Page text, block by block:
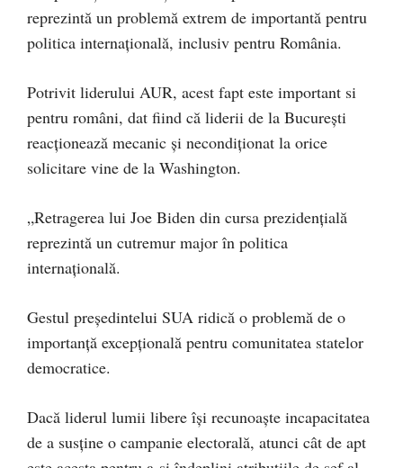
reprezintă un problemă extrem de importantă pentru
politica internațională, inclusiv pentru România.
Potrivit liderului AUR, acest fapt este important si
pentru români, dat fiind că liderii de la București
reacționează mecanic și necondiționat la orice
solicitare vine de la Washington.
„Retragerea lui Joe Biden din cursa prezidențială
reprezintă un cutremur major în politica
internațională.
Gestul președintelui SUA ridică o problemă de o
importanță excepțională pentru comunitatea statelor
democratice.
Dacă liderul lumii libere își recunoaște incapacitatea
de a susține o campanie electorală, atunci cât de apt